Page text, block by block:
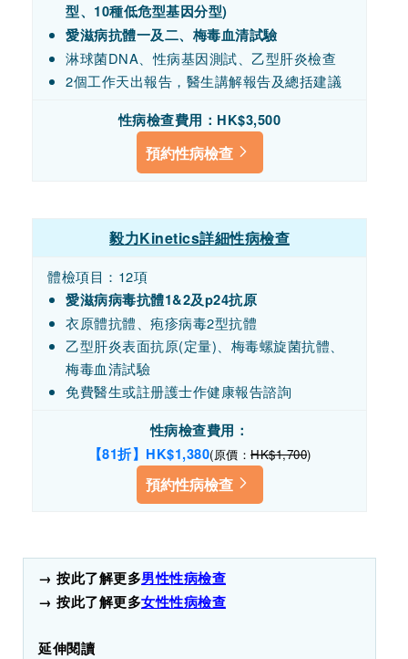
型、10種低危型基因分型)
愛滋病抗體一及二、梅毒血清試驗
淋球菌DNA、性病基因測試、乙型肝炎檢查
2個工作天出報告，醫生講解報告及總括建議
性病檢查費用： HK$3,500
預約性病檢查
毅力Kinetics詳細性病檢查
體檢項目：12項
愛滋病病毒抗體1&2及p24抗原
衣原體抗體、疱疹病毒2型抗體
乙型肝炎表面抗原(定量)、梅毒螺旋菌抗體、
梅毒血清試驗
免費醫生或註册護士作健康報告諮詢
性病檢查費用：
【81折】HK$1,380(原價： HK$1,700)
預約性病檢查
→ 按此了解更多男性性病檢查
→ 按此了解更多女性性病檢查
延伸閱讀